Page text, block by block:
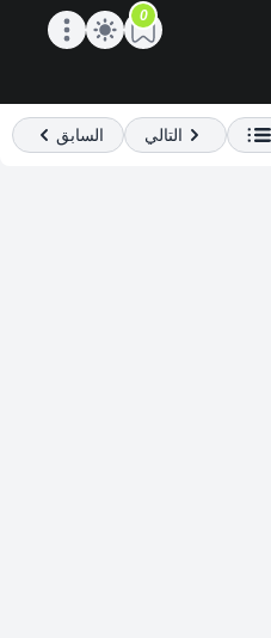
Open main menu
0
Previous
السابق التالي
Next